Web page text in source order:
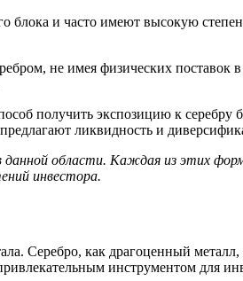
и часто имеют высокую
не имея физических
получить экспозицию к серебру
ликвидность и
данной области. Каждая из этих
инвестора.
Серебро, как драгоценный
инструментом для